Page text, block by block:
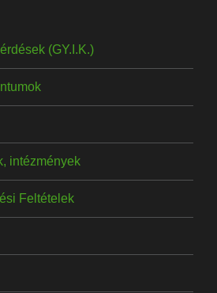
(GY.I.K.)
intézmények
Feltételek